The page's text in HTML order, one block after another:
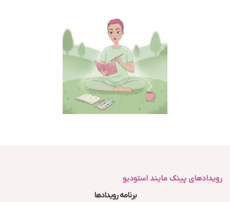
رویدادهای پینک مایند استودیو
برنامه رویدادها